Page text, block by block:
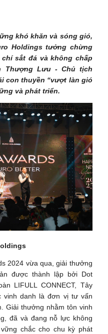
khó khăn và sóng gió,
Holdings tưởng chừng
sắt đá và không chấp
Thượng Lưu - Chủ tịch
con thuyền “vượt làn gió
và phát triển.
2024 vừa qua, giải thưởng
được thành lập bởi Dot
LIFULL CONNECT, Tây
vinh danh là đơn vị tư vấn
Giải thưởng nhằm tôn vinh
đã và đang nỗ lực không
chắc cho chu kỳ phát